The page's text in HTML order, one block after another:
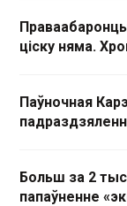
ціску няма.
Паўночная
Больш за 2
папаўненне